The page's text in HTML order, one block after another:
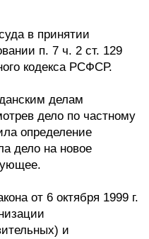
в принятии
п. 7 ч. 2 ст. 129
кодекса РСФСР.
делам
дело по частному
определение
дело на новое
от 6 октября 1999 г.
и